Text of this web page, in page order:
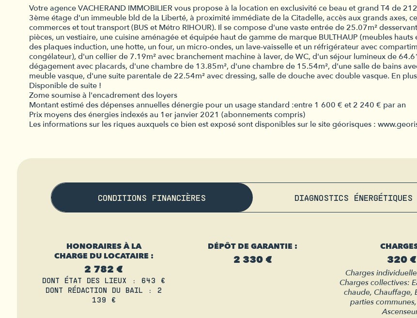
Votre agence VACHERAND IMMOBILIER vous propose à la location en exclusivité ce beau et grand T4 de
3ème étage d'un immeuble bld de la Liberté, à proximité immédiate de la Citadelle, accès aux grands axes,
commerces et tout transport (BUS et Métro RIHOUR). Il se compose d'une vaste entrée de 25.07m²
pièces, un vestiaire, une cuisine aménagée et équipée haut de gamme de marque BULTHAUP (meubles hauts
des plaques induction, une hotte, un four, un micro-ondes, un lave-vaisselle et un réfrigérateur avec
congélateur), d'un cellier de 7.19m² avec branchement machine à laver, de WC, d'un séjour lumineux de
dégagement avec placards, d'une chambre de 13.85m², d'une chambre de 15.54m², d'une salle de bains
meuble vasque, d'une suite parentale de 22.54m² avec dressing, salle de douche avec double vasque. En
Disponible de suite !
Zome soumise à l'encadrement des loyers
Montant estimé des dépenses annuelles dénergie pour un usage standard :entre 1 600 € et 2 240 € par an
Prix moyens des énergies indexés au 1er janvier 2021 (abonnements compris)
Les informations sur les riques auxquels ce bien est exposé sont disponibles sur le site géorisques :
CONDITIONS FINANCIÈRES DIAGNOSTICS ÉNERGÉTIQUES
HONORAIRES À LA
CHARGE DU LOCATAIRE :
2 782 €
DONT ÉTAT DES LIEUX : 643 €
DONT RÉDACTION DU BAIL : 2
139 €
DÉPÔT DE GARANTIE :
2 330 € 320 €
Charges
Charges collectives:
chaude, Chauffage,
parties